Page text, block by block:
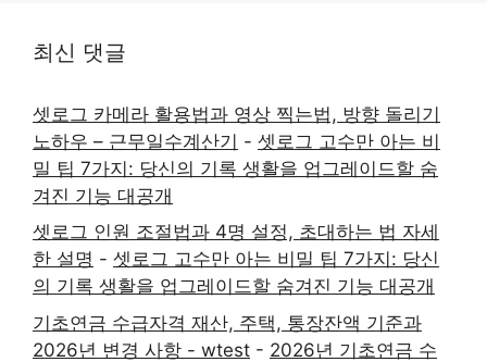
최신 댓글
셋로그 카메라 활용법과 영상 찍는법, 방향 돌리기
노하우 – 근무일수계산기 - 셋로그 고수만 아는 비
밀 팁 7가지: 당신의 기록 생활을 업그레이드할 숨
겨진 기능 대공개
셋로그 인원 조절법과 4명 설정, 초대하는 법 자세
한 설명 - 셋로그 고수만 아는 비밀 팁 7가지: 당신
의 기록 생활을 업그레이드할 숨겨진 기능 대공개
기초연금 수급자격 재산, 주택, 통장잔액 기준과
2026년 변경 사항 - wtest - 2026년 기초연금 수